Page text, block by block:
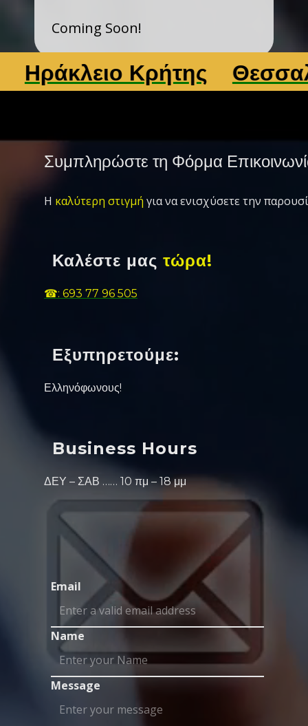
Coming Soon!
Κρήτης
Συμπληρώστε τη Φόρμα
Η καλύτερη στιγμή για να ενισχύσετε την
Καλέστε μας τώρα!
☎: 693 77 96 505
Εξυπηρετούμε:
Ελληνόφωνους!
Business Hours
ΔΕΥ – ΣΑΒ …… 10 πμ – 18 μμ
Email
Name
Message